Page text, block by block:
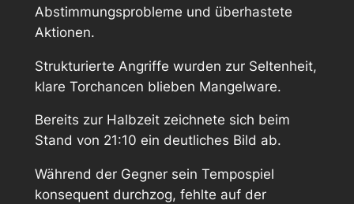
Abstimmungsprobleme und überhastete
Aktionen.
Strukturierte Angriffe wurden zur Seltenheit,
klare Torchancen blieben Mangelware.
Bereits zur Halbzeit zeichnete sich beim
Stand von 21:10 ein deutliches Bild ab.
Während der Gegner sein Tempospiel
konsequent durchzog, fehlte auf der